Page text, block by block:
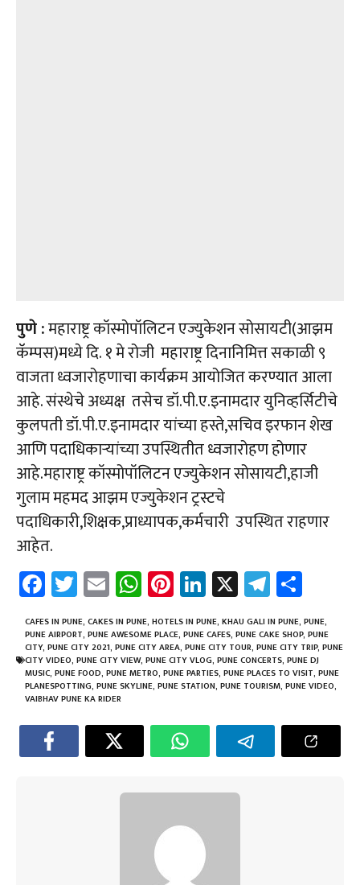
पुणे :महाराष्ट्र कॉस्मोपॉलिटन एज्युकेशन सोसायटी(आझम
कॅम्पस)मध्येदि. १ मे रोजी महाराष्ट्र दिनानिमित्त सकाळी ९
वाजता ध्वजारोहणाचा कार्यक्रम आयोजित करण्यात आला
आहे. संस्थेचे अध्यक्ष तसेच डॉ.पी.ए.इनामदार युनिव्हर्सिटीचे
कुलपती डॉ.पी.ए.इनामदार यांच्या हस्ते,सचिव इरफान शेख
आणि पदाधिकाऱ्यांच्या उपस्थितीत ध्वजारोहण होणार
आहे.महाराष्ट्र कॉस्मोपॉलिटन एज्युकेशन सोसायटी,हाजी
गुलाम महमद आझम एज्युकेशन ट्रस्टचे
पदाधिकारी,शिक्षक,प्राध्यापक,कर्मचारी उपस्थित राहणार
आहेत.
Fa
ce
b
o
ok
T
wi
tt
er
E
m
ail
W
h
at
sA
p
Pi
nt
er
es
t
Li
nk
e
dI
n
X Te
le
gr
a
m
ar
e
CAFES IN PUNE, CAKES IN PUNE, HOTELS IN PUNE, KHAU GALI IN PUNE, PUNE,
PUNE AIRPORT, PUNE AWESOME PLACE, PUNE CAFES, PUNE CAKE SHOP, PUNE
CITY, PUNE CITY 2021, PUNE CITY AREA, PUNE CITY TOUR, PUNE CITY TRIP, PUNE
CITY VIDEO, PUNE CITY VIEW, PUNE CITY VLOG, PUNE CONCERTS, PUNE DJ
MUSIC, PUNE FOOD, PUNE METRO, PUNE PARTIES, PUNE PLACES TO VISIT, PUNE
PLANESPOTTING, PUNE SKYLINE, PUNE STATION, PUNE TOURISM, PUNE VIDEO,
VAIBHAV PUNE KA RIDER